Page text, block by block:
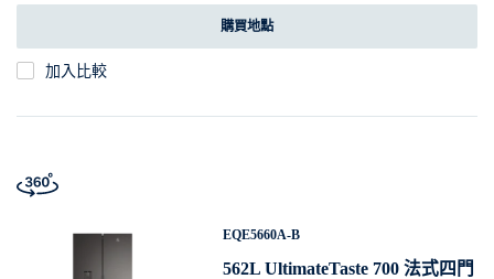
購買地點
加入比較
EQE5660A-B
562L UltimateTaste 700 法式四門